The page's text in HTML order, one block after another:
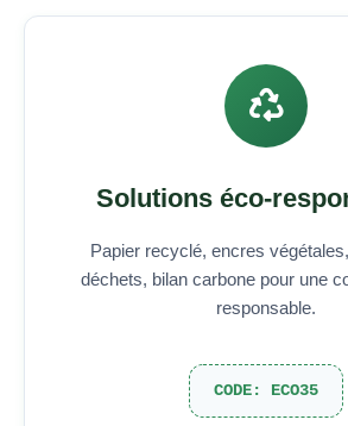
Solutions éco-
Papier recyclé, encres
déchets, bilan carbone pour une
responsable.
CODE: ECO35